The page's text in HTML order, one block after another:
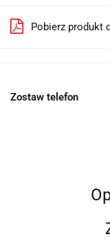
Pobierz produkt
Zostaw telefon